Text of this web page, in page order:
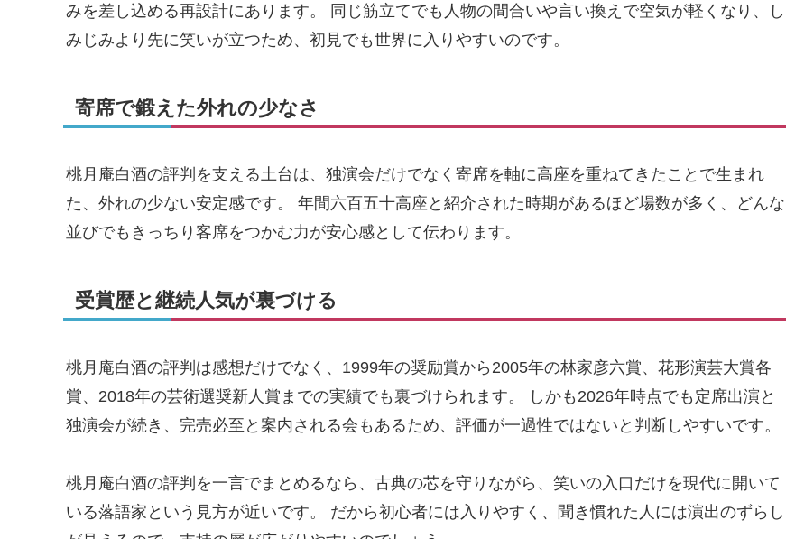
みを差し込める再設計にあります。 同じ筋立てでも人物の間合いや言い換えで空気が軽くなり、し
みじみより先に笑いが立つため、初見でも世界に入りやすいのです。
寄席で鍛えた外れの少なさ
桃月庵白酒の評判を支える土台は、独演会だけでなく寄席を軸に高座を重ねてきたことで生まれ
た、外れの少ない安定感です。 年間六百五十高座と紹介された時期があるほど場数が多く、どんな
並びでもきっちり客席をつかむ力が安心感として伝わります。
受賞歴と継続人気が裏づける
桃月庵白酒の評判は感想だけでなく、1999年の奨励賞から2005年の林家彦六賞、花形演芸大賞各
賞、2018年の芸術選奨新人賞までの実績でも裏づけられます。 しかも2026年時点でも定席出演と
独演会が続き、完売必至と案内される会もあるため、評価が一過性ではないと判断しやすいです。
桃月庵白酒の評判を一言でまとめるなら、古典の芯を守りながら、笑いの入口だけを現代に開いて
いる落語家という見方が近いです。 だから初心者には入りやすく、聞き慣れた人には演出のずらし